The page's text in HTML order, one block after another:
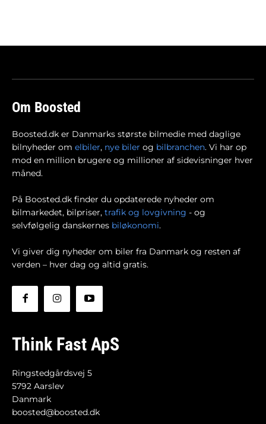
Om Boosted
Boosted.dk er Danmarks største bilmedie med daglige
bilnyheder om elbiler, nye biler og bilbranchen. Vi har op
mod en million brugere og millioner af sidevisninger hver
måned.
På Boosted.dk finder du opdaterede nyheder om
bilmarkedet, bilpriser, trafik og lovgivning - og
selvfølgelig danskernes biløkonomi.
Vi giver dig nyheder om biler fra Danmark og resten af
verden – hver dag og altid gratis.
Think Fast ApS
Ringstedgårdsvej 5
5792 Aarslev
Danmark
boosted@boosted.dk